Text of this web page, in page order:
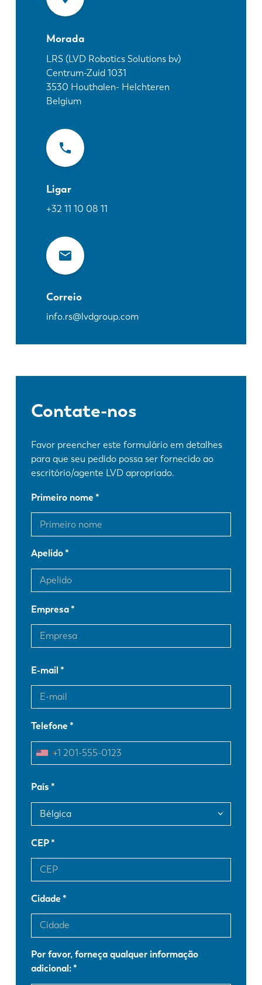
Morada
LRS (LVD Robotics Solutions bv)
Centrum-Zuid 1031
3530 Houthalen- Helchteren
Belgium
Ligar
+32 11 10 08 11
Correio
info.rs@lvdgroup.com
Contate-nos
Favor preencher este formulário em detalhes
para que seu pedido possa ser fornecido ao
escritório/agente LVD apropriado.
Primeiro nome
Apelido
Empresa
E-mail
Telefone
País
CEP
Cidade
Por favor, forneça qualquer informação
adicional:
EN NL
FR EN-US
DE
ES PT-PT
PL SK
KO CN
Descubra a LVD
Experiências dos clientes
Eventos
Centro de Recursos
Indústrias & soluções
Contacte-nos